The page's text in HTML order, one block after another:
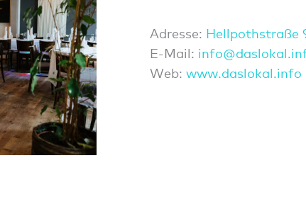
Adresse: Hellpothstraße
E-Mail:
Web: www.daslokal.info